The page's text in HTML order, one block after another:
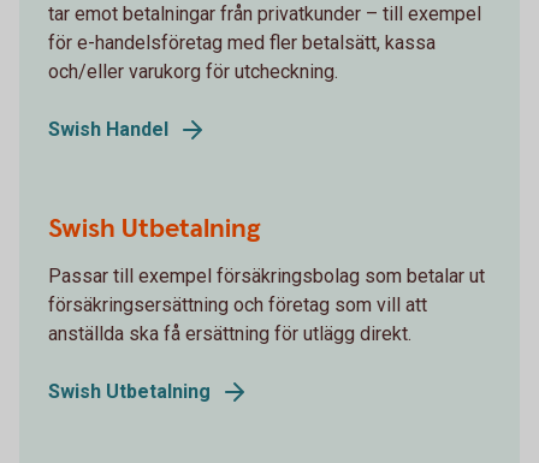
tar emot betalningar från privatkunder – till exempel
för e-handelsföretag med fler betalsätt, kassa
och/eller varukorg för utcheckning.
Swish Handel
Swish Utbetalning
Passar till exempel försäkringsbolag som betalar ut
försäkringsersättning och företag som vill att
anställda ska få ersättning för utlägg direkt.
Swish Utbetalning